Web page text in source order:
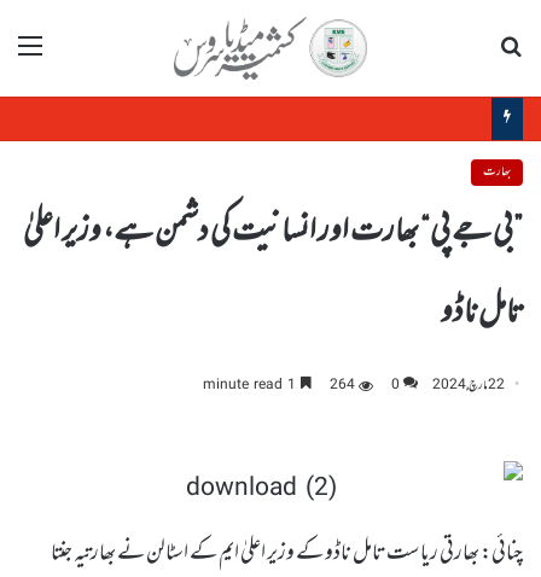
مینو
بھارت
”بی جے پی“ بھارت اور انسانیت کی دشمن ہے، وزیر اعلیٰ
تامل ناڈو
22 مارچ, 2024 0
264
چنائی: بھارتی ریاست تامل ناڈو کے وزیر اعلیٰ ایم کے اسٹالن نے بھارتیہ جنتا